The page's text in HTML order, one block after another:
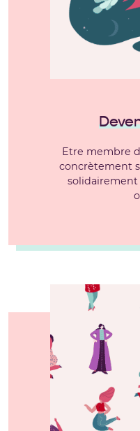
Etre membre
concrètement
solidairement